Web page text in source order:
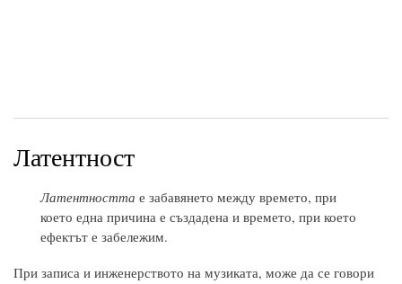
Латентност
Латентността е забавянето между времето, при
което една причина е създадена и времето, при което
ефектът е забележим.
При записа и инженерството на музиката, може да се говори